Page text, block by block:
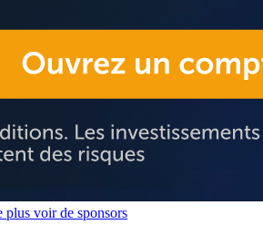
plus voir de sponsors